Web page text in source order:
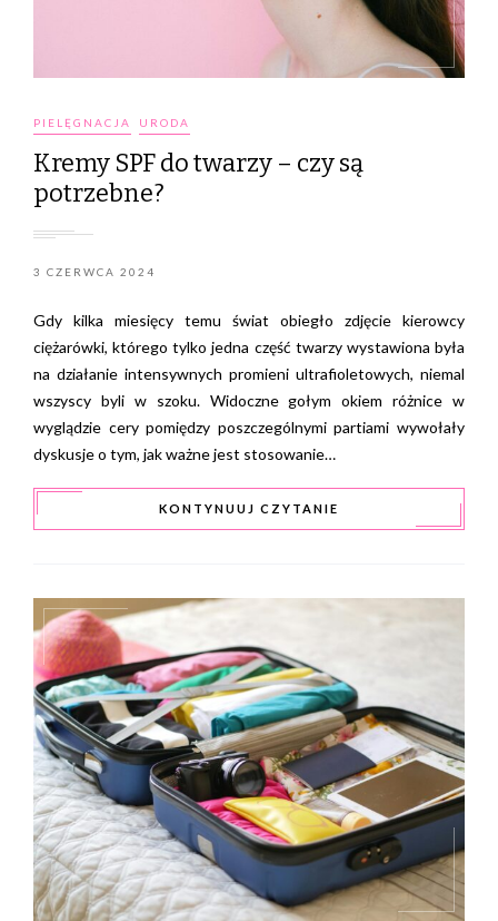
PIELĘGNACJA URODA
Kremy SPF do twarzy – czy są
potrzebne?
3 CZERWCA 2024
Gdy kilka miesięcy temu świat obiegło zdjęcie kierowcy
ciężarówki, którego tylko jedna część twarzy wystawiona była
na działanie intensywnych promieni ultrafioletowych, niemal
wszyscy byli w szoku. Widoczne gołym okiem różnice w
wyglądzie cery pomiędzy poszczególnymi partiami wywołały
dyskusje o tym, jak ważne jest stosowanie…
KONTYNUUJ CZYTANIE